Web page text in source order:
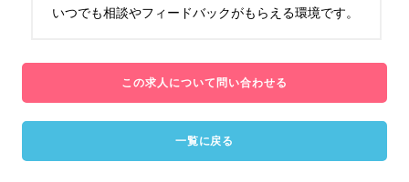
いつでも相談やフィードバックがもらえる環境です。
この求人について問い合わせる
一覧に戻る